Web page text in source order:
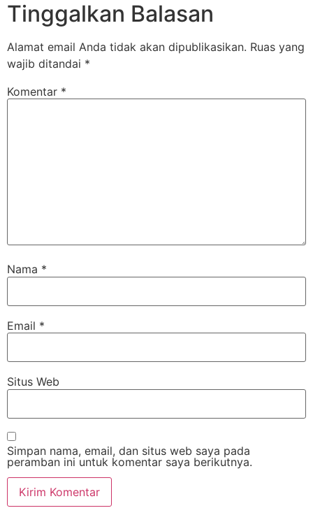
Tinggalkan Balasan
Alamat email Anda tidak akan dipublikasikan. Ruas yang
wajib ditandai *
Komentar *
Nama *
Email *
Situs Web
Simpan nama, email, dan situs web saya pada
peramban ini untuk komentar saya berikutnya.